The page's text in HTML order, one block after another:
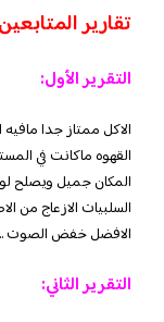
تقارير
التقرير الأول:
الاكل ممتاز جدا
القهوه ماكانت في
المكان جميل ويصلح
السلبيات الازعاج من
الافضل خفض الصوت ..
التقرير الثاني: